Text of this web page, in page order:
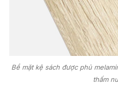
Bề mặt kệ sách được phủ
thấm